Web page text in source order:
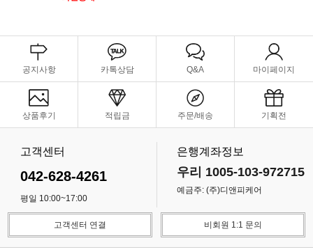
공지사항 카톡상담 Q&A 마이페이지
상품후기 적립금 주문/배송 기획전
고객센터
042-628-4261
평일 10:00~17:00
은행계좌정보
우리 1005-103-972715
예금주: (주)디앤피케어
고객센터 연결 비회원 1:1 문의